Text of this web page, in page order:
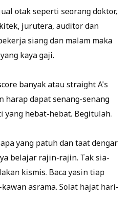
otak seperti seorang doktor,
jurutera, auditor dan
siang dan malam maka
kaya gaji.
banyak atau straight A's
harap dapat senang-senang
yang hebat-hebat. Begitulah.
yang patuh dan taat dengar
belajar rajin-rajin. Tak sia-
kismis. Baca yasin tiap
asrama. Solat hajat hari-